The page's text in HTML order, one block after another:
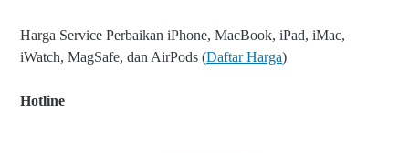
Harga Service Perbaikan iPhone, MacBook, iPad, iMac,
iWatch, MagSafe, dan AirPods (Daftar Harga)
Hotline